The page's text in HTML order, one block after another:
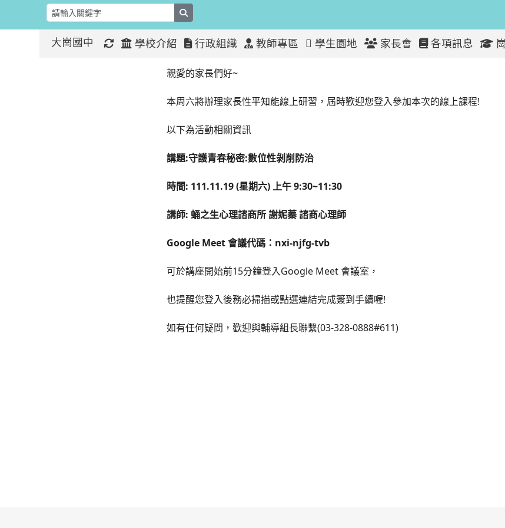
大崗國中 學校介紹 行政組織 教師專區 學生園地 家長會 各項訊息
!!! 111.11/19 家長性平教育知能線上研習
親愛的家長們好~
本周六將辦理家長性平知能線上研習，屆時歡迎您登入參加本次的線上課程!
以下為活動相關資訊
講題:守護青春秘密:數位性剝削防治
時間: 111.11.19 (星期六) 上午 9:30~11:30
講師: 蛹之生心理諮商所 謝妮蓁 諮商心理師
Google Meet 會議代碼：nxi-njfg-tvb
可於講座開始前15分鐘登入Google Meet 會議室，
也提醒您登入後務必掃描或點選連結完成簽到手續喔!
如有任何疑問，歡迎與輔導組長聯繫(03-328-0888#611)